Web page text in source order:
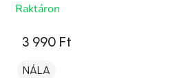
Raktáron
3 990 Ft
NÁLA